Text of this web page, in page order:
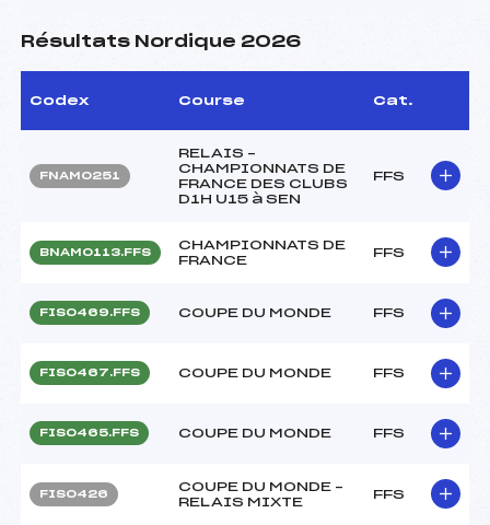
Résultats Nordique 2026
Codex Course Cat.
FNAM0251
RELAIS –
CHAMPIONNATS DE
FRANCE DES CLUBS
D1H U15 à SEN
FFS
BNAM0113.FFS
CHAMPIONNATS DE
FRANCE
FFS
FIS0469.FFS COUPE DU MONDE FFS
FIS0467.FFS COUPE DU MONDE FFS
FIS0465.FFS COUPE DU MONDE FFS
FIS0426
COUPE DU MONDE –
RELAIS MIXTE
FFS